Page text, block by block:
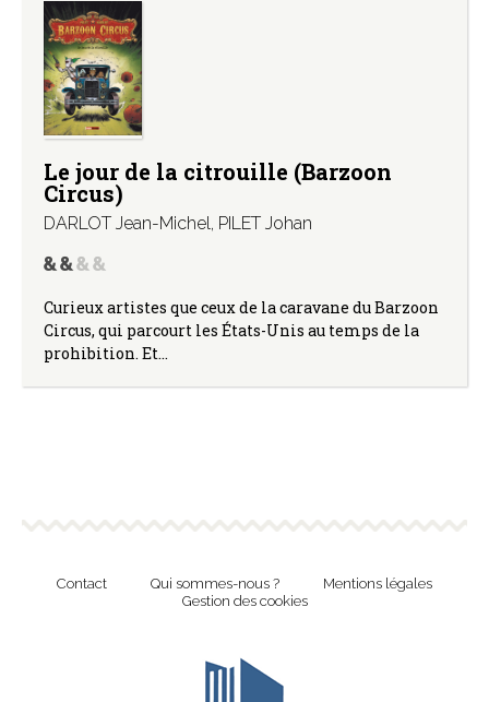
Le jour de la citrouille (Barzoon
Circus)
DARLOT Jean-Michel, PILET Johan
Curieux artistes que ceux de la caravane du Barzoon
Circus, qui parcourt les États-Unis au temps de la
prohibition. Et…
Contact Qui sommes-nous ?
Mentions légales
Gestion des cookies